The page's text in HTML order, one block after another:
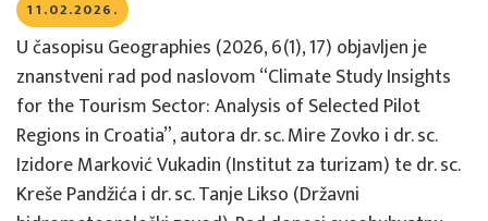
11.02.2026.
U časopisu Geographies (2026, 6(1), 17) objavljen je
znanstveni rad pod naslovom “Climate Study Insights
for the Tourism Sector: Analysis of Selected Pilot
Regions in Croatia”, autora dr. sc. Mire Zovko i dr. sc.
Izidore Marković Vukadin (Institut za turizam) te dr. sc.
Kreše Pandžića i dr. sc. Tanje Likso (Državni